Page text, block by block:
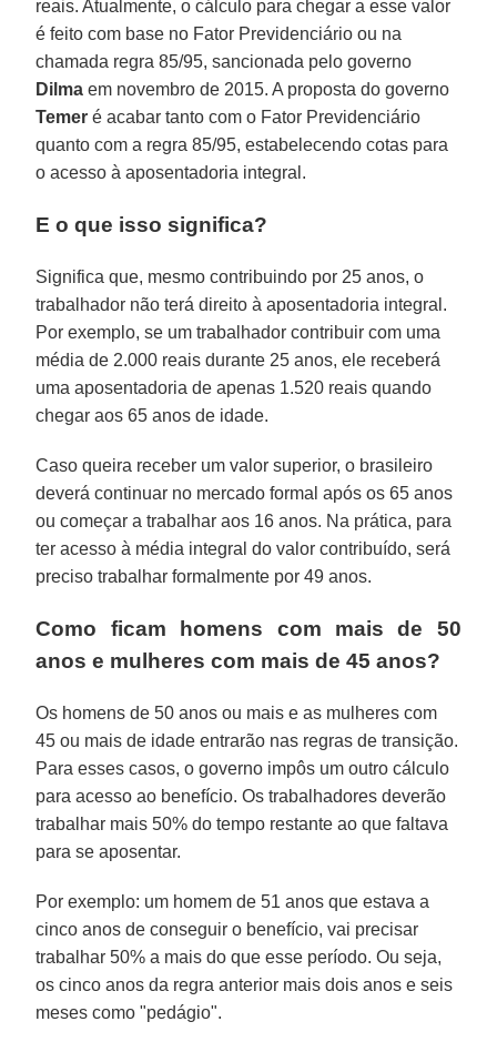
reais. Atualmente, o cálculo para chegar a esse valor
é feito com base no Fator Previdenciário ou na
chamada regra 85/95, sancionada pelo governo
Dilma em novembro de 2015. A proposta do governo
Temer é acabar tanto com o Fator Previdenciário
quanto com a regra 85/95, estabelecendo cotas para
o acesso à aposentadoria integral.
E o que isso significa?
Significa que, mesmo contribuindo por 25 anos, o
trabalhador não terá direito à aposentadoria integral.
Por exemplo, se um trabalhador contribuir com uma
média de 2.000 reais durante 25 anos, ele receberá
uma aposentadoria de apenas 1.520 reais quando
chegar aos 65 anos de idade.
Caso queira receber um valor superior, o brasileiro
deverá continuar no mercado formal após os 65 anos
ou começar a trabalhar aos 16 anos. Na prática, para
ter acesso à média integral do valor contribuído, será
preciso trabalhar formalmente por 49 anos.
Como ficam homens com mais de 50
anos e mulheres com mais de 45 anos?
Os homens de 50 anos ou mais e as mulheres com
45 ou mais de idade entrarão nas regras de transição.
Para esses casos, o governo impôs um outro cálculo
para acesso ao benefício. Os trabalhadores deverão
trabalhar mais 50% do tempo restante ao que faltava
para se aposentar.
Por exemplo: um homem de 51 anos que estava a
cinco anos de conseguir o benefício, vai precisar
trabalhar 50% a mais do que esse período. Ou seja,
os cinco anos da regra anterior mais dois anos e seis
meses como "pedágio".